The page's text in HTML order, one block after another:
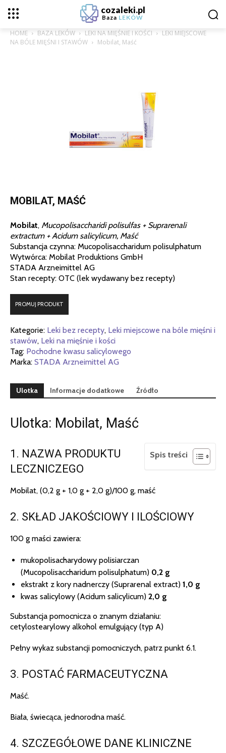
cozaleki.pl
Baza LEKÓW
HOME BAZA LEKÓW LEKI NA MIĘŚNIE I KOŚCI
LEKI MIEJSCOWE
NA BÓLE MIĘŚNI I STAWÓW
Mobilat, Maść
MOBILAT, MAŚĆ
Mobilat, Mucopolisaccharidi polisulfas + Suprarenali
extractum + Acidum salicylicum, Maść
Substancja czynna: Mucopolisaccharidum polisulphatum
Wytwórca: Mobilat Produktions GmbH
STADA Arzneimittel AG
Stan recepty: OTC (lek wydawany bez recepty)
PROMUJ PRODUKT
Kategorie: Leki bez recepty, Leki miejscowe na bóle mięśni i
stawów, Leki na mięśnie i kości
Tag: Pochodne kwasu salicylowego
Marka: STADA Arzneimittel AG
Ulotka Informacje dodatkowe Źródło
Ulotka: Mobilat, Maść
Spis treści
1. NAZWA PRODUKTU
LECZNICZEGO
Mobilat, (0,2 g + 1,0 g + 2,0 g)/100 g, maść
2. SKŁAD JAKOŚCIOWY I ILOŚCIOWY
100 g maści zawiera:
mukopolisacharydowy polisiarczan
(Mucopolisaccharidum polisulphatum) 0,2 g
ekstrakt z kory nadnerczy (Suprarenal extract) 1,0 g
kwas salicylowy (Acidum salicylicum) 2,0 g
Substancja pomocnicza o znanym działaniu:
cetylostearylowy alkohol emulgujący (typ A)
Pełny wykaz substancji pomocniczych, patrz punkt 6.1.
3. POSTAĆ FARMACEUTYCZNA
Maść.
Biała, świecąca, jednorodna maść.
4. SZCZEGÓŁOWE DANE KLINICZNE